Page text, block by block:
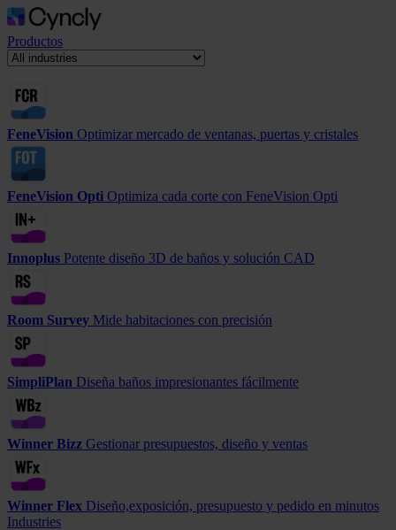
Productos
FeneVision Optimizar mercado de ventanas, puertas y cristales
FeneVision Opti Optimiza cada corte con FeneVision Opti
Innoplus Potente diseño 3D de baños y solución CAD
Room Survey Mide habitaciones con precisión
SimpliPlan Diseña baños impresionantes fácilmente
Winner Bizz Gestionar presupuestos, diseño y ventas
Winner Flex Diseño,exposición, presupuesto y pedido en minutos
Industries